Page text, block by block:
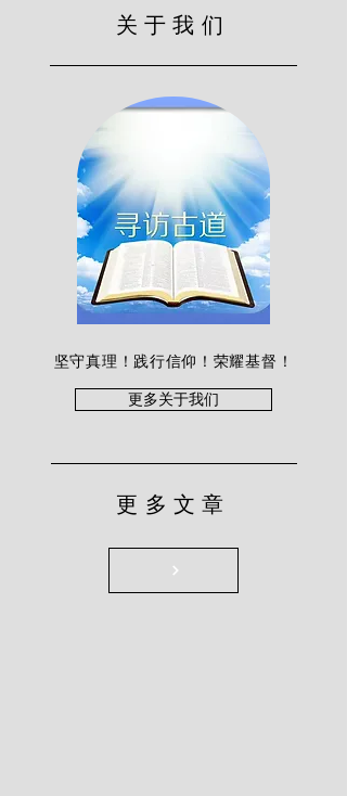
关于我们
坚守真理！践行信仰！荣耀基督！
更多关于我们
更多文章